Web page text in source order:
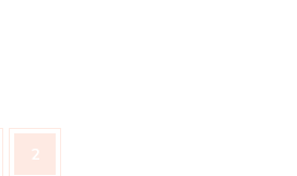
Page
2